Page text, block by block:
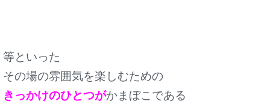
等といった
その場の雰囲気を楽しむための
きっかけのひとつがかまぼこである